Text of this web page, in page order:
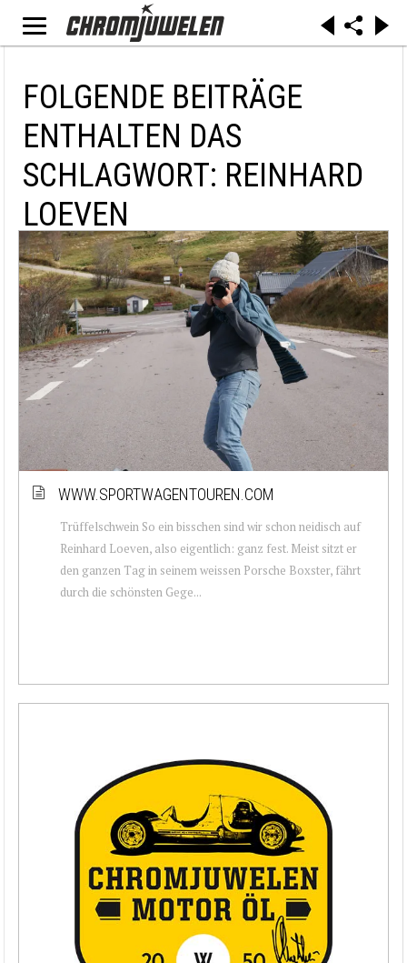
FOLGENDE BEITRÄGE
ENTHALTEN DAS
SCHLAGWORT: REINHARD
LOEVEN
WWW.SPORTWAGENTOUREN.COM
Trüffelschwein So ein bisschen sind wir schon neidisch auf
Reinhard Loeven, also eigentlich: ganz fest. Meist sitzt er
den ganzen Tag in seinem weissen Porsche Boxster, fährt
durch die schönsten Gege...